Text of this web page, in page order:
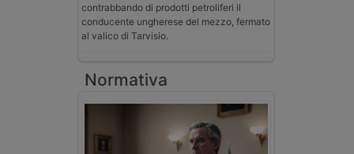
contrabbando di prodotti petroliferi il
conducente ungherese del mezzo, fermato
al valico di Tarvisio.
Normativa